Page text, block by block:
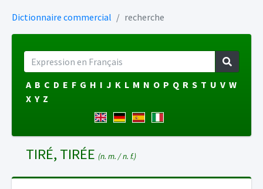
Dictionnaire commercial recherche
A B C D E F G H I J K L M N O P Q R S T U V W
X Y Z
TIRÉ, TIRÉE (n. m. / n. f.)